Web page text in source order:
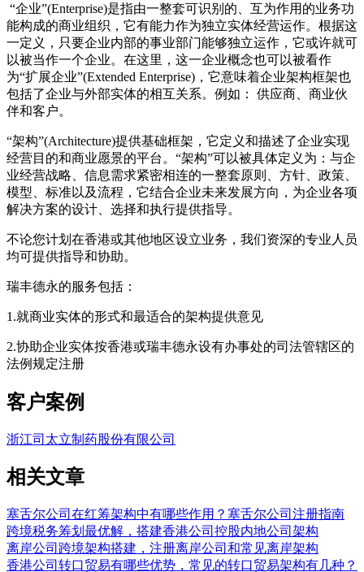
“企业”(Enterprise)是指由一整套可识别的、互为作用的业务功
能构成的商业组织，它有能力作为独立实体经营运作。根据这
一定义，只要企业内部的事业部门能够独立运作，它或许就可
以被当作一个企业。在这里，这一企业概念也可以被看作
为“扩展企业”(Extended Enterprise)，它意味着企业架构框架也
包括了企业与外部实体的相互关系。例如： 供应商、商业伙
伴和客户。
“架构”(Architecture)提供基础框架，它定义和描述了企业实现
经营目的和商业愿景的平台。“架构”可以被具体定义为：与企
业经营战略、信息需求紧密相连的一整套原则、方针、政策、
模型、标准以及流程，它结合企业未来发展方向，为企业各项
解决方案的设计、选择和执行提供指导。
不论您计划在香港或其他地区设立业务，我们资深的专业人员
均可提供指导和协助。
瑞丰德永的服务包括：
1.就商业实体的形式和最适合的架构提供意见
2.协助企业实体按香港或瑞丰德永设有办事处的司法管辖区的
法例规定注册
客户案例
浙江司太立制药股份有限公司
相关文章
塞舌尔公司在红筹架构中有哪些作用？塞舌尔公司注册指南
跨境税务筹划最优解，搭建香港公司控股内地公司架构
离岸公司跨境架构搭建，注册离岸公司和常见离岸架构
香港公司转口贸易有哪些优势，常见的转口贸易架构有几种？